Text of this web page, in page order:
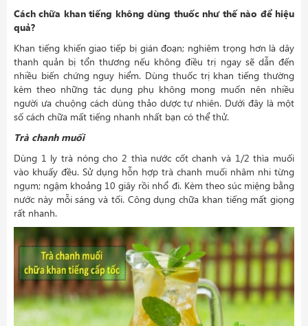
Cách chữa khan tiếng không dùng thuốc như thế nào để hiệu
quả?
Khan tiếng khiến giao tiếp bị gián đoạn; nghiêm trọng hơn là dây
thanh quản bị tổn thương nếu không điều trị ngay sẽ dẫn đến
nhiều biến chứng nguy hiểm. Dùng thuốc trị khan tiếng thường
kèm theo những tác dụng phụ không mong muốn nên nhiều
người ưa chuộng cách dùng thảo dược tự nhiên. Dưới đây là một
số cách chữa mất tiếng nhanh nhất bạn có thể thử.
Trà chanh muối
Dùng 1 ly trà nóng cho 2 thìa nước cốt chanh và 1/2 thìa muối
vào khuấy đều. Sử dụng hỗn hợp trà chanh muối nhâm nhi từng
ngụm; ngậm khoảng 10 giây rồi nhổ đi. Kèm theo súc miệng bằng
nước này mỗi sáng và tối. Công dụng chữa khan tiếng mất giọng
rất nhanh.